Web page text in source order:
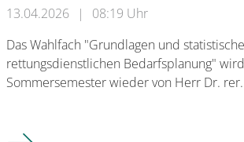
13.04.2026 |
08:19 Uhr
Das Wahlfach "Grundlagen und
rettungsdienstlichen Bedarfsplanung"
Sommersemester wieder von Herr Dr.
Vorlesung "Grundlagen und statistische